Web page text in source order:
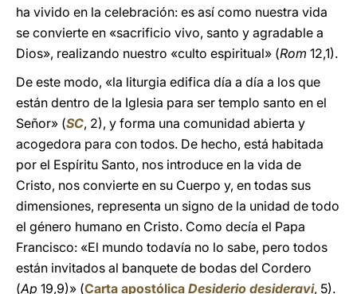
ha vivido en la celebración: es así como nuestra vida
se convierte en «sacrificio vivo, santo y agradable a
Dios», realizando nuestro «culto espiritual» (Rom 12,1).
De este modo, «la liturgia edifica día a día a los que
están dentro de la Iglesia para ser templo santo en el
Señor» (SC, 2), y forma una comunidad abierta y
acogedora para con todos. De hecho, está habitada
por el Espíritu Santo, nos introduce en la vida de
Cristo, nos convierte en su Cuerpo y, en todas sus
dimensiones, representa un signo de la unidad de todo
el género humano en Cristo. Como decía el Papa
Francisco: «El mundo todavía no lo sabe, pero todos
están invitados al banquete de bodas del Cordero
(Ap 19,9)» (Carta apostólica Desiderio desideravi, 5).